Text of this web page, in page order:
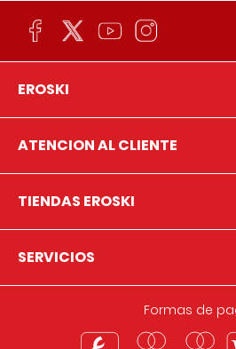
EROSKI
ATENCION AL CLIENTE
TIENDAS EROSKI
SERVICIOS
Formas de